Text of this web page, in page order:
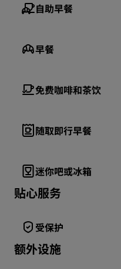
自助早餐
早餐
免费咖啡和茶饮
随取即行早餐
迷你吧或冰箱
贴心服务
受保护
额外设施